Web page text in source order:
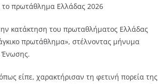
πρωτάθλημα Ελλάδας 2026
κατάκτηση του πρωταθλήματος Ελλάδας
πρωτάθλημα», στέλνοντας μήνυμα
Ένωσης.
είπε, χαρακτήρισαν τη φετινή πορεία της